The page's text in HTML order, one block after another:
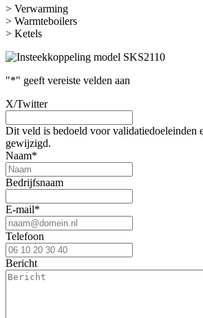
> Verwarming
> Warmteboilers
> Ketels
"*" geeft vereiste velden aan
X/Twitter
Dit veld is bedoeld voor validatiedoeleinden
gewijzigd.
Naam*
Bedrijfsnaam
E-mail*
Telefoon
Bericht